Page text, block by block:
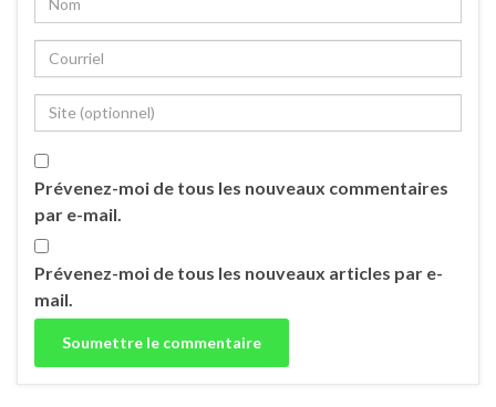
Prévenez-moi de tous les nouveaux commentaires
par e-mail.
Prévenez-moi de tous les nouveaux articles par e-
mail.